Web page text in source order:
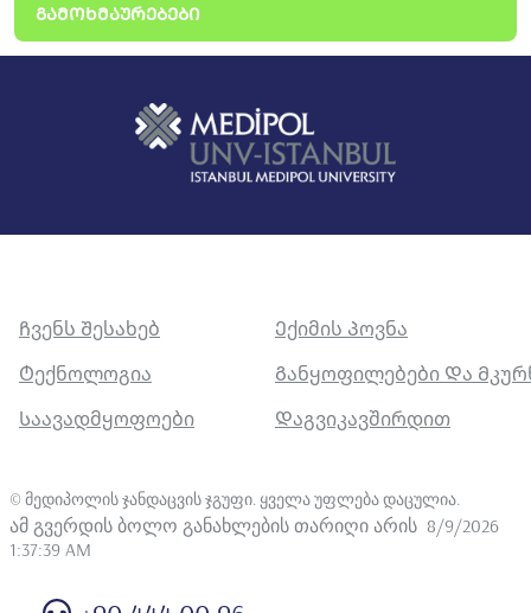
ᲒᲐᲛᲝᲮᲛᲐᲣᲠᲔᲑᲔᲑᲘ
Ჩვენს Შესახებ
Ექიმის Პოვნა
Ტექნოლოგია
Განყოფილებები Და
Საავადმყოფოები
Დაგვიკავშირდით
© მედიპოლის ჯანდაცვის ჯგუფი. ყველა უფლება დაცულია
ამ გვერდის ბოლო განახლების თარიღი არის 8/9/2026
1:37:39 AM